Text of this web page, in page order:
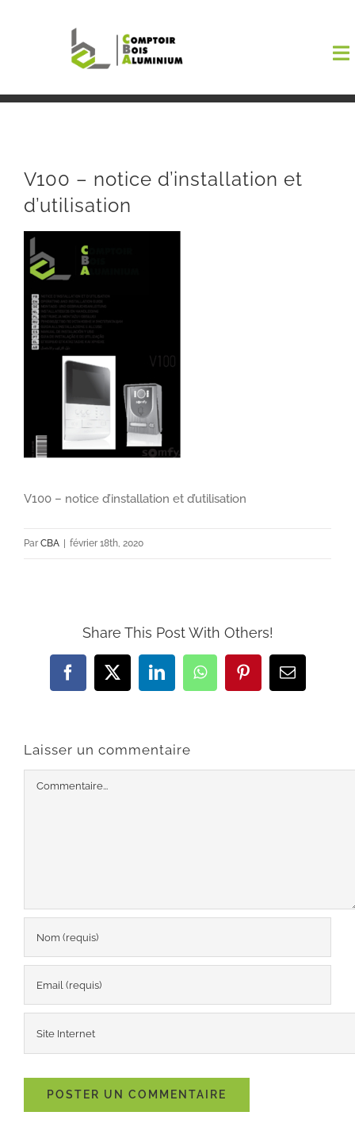
V100 – notice d’installation et
d’utilisation
V100 – notice d’installation et d’utilisation
Par CBA | février 18th, 2020
Share This Post With Others!
Facebook
X LinkedInWhatsAppPinterestEmail
Laisser un commentaire
Commentaire